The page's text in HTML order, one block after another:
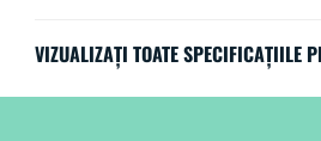
VIZUALIZAȚI TOATE SPECIFICAȚIILE